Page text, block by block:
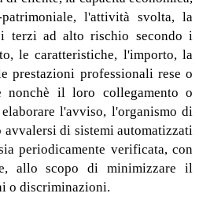
l'attività svolta, la
terzi ad alto rischio secondo i
le caratteristiche, l'importo, la
prestazioni professionali rese o
nonchè il loro collegamento o
l'avviso, l'organismo di
avvalersi di sistemi automatizzati
periodicamente verificata, con
allo scopo di minimizzare il
o discriminazioni.